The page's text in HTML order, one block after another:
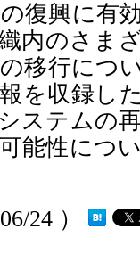
復興に有
内のさま
移行につ
を収録し
ステムの
能性につ
24 ）